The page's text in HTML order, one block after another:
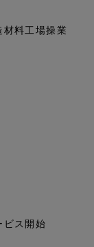
材料工場操業
ビス開始